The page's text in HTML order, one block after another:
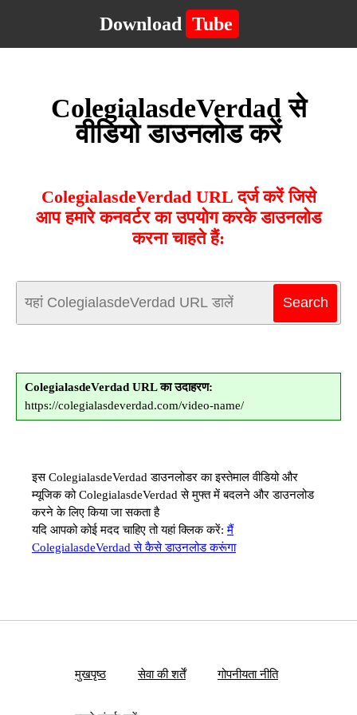
Download Tube
ColegialasdeVerdad से
वीडियो डाउनलोड करें
ColegialasdeVerdad URL दर्ज करें जिसे
आप हमारे कनवर्टर का उपयोग करके डाउनलोड
करना चाहते हैं:
ColegialasdeVerdad URL का उदाहरण:
https://colegialasdeverdad.com/video-name/
इस ColegialasdeVerdad डाउनलोडर का इस्तेमाल वीडियो और
म्यूजिक को ColegialasdeVerdad से मुफ्त में बदलने और डाउनलोड
करने के लिए किया जा सकता है
यदि आपको कोई मदद चाहिए तो यहां क्लिक करें:मैं
ColegialasdeVerdad से कैसे डाउनलोड करूंगा
मुखपृष्ठ सेवा की शर्तें गोपनीयता नीति